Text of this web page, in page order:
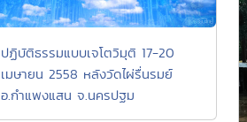
ปฏิบัติธรรมแบบเจโตวิมุติ 17-20
เมษายน 2558 หลังวัดไผ่รื่นรมย์
อ.กำแพงแสน จ.นครปฐม